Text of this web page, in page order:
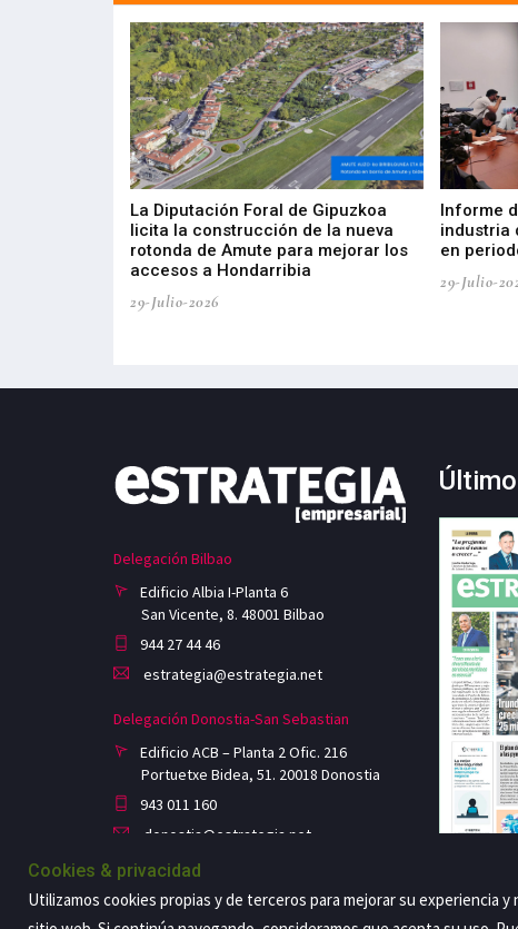
La Diputación Foral de Gipuzkoa
licita la construcción de la nueva
rotonda de Amute para mejorar los
accesos a Hondarribia
29-Julio-2026
Informe
industria
en
29-Julio-
Delegación Bilbao
Edificio Albia I-Planta 6
San Vicente, 8. 48001 Bilbao
944 27 44 46
estrategia@estrategia.net
Delegación Donostia-San Sebastian
Edificio ACB – Planta 2 Ofic. 216
Portuetxe Bidea, 51. 20018 Donostia
943 011 160
donostia@estrategia.net
Cookies & privacidad
Utilizamos cookies propias y de terceros para mejorar su experiencia